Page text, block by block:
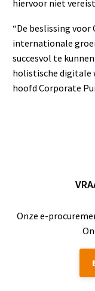
hiervoor niet
“De beslissing voor
internationale
succesvol te
holistische digitale
hoofd Corporate
Onze e-